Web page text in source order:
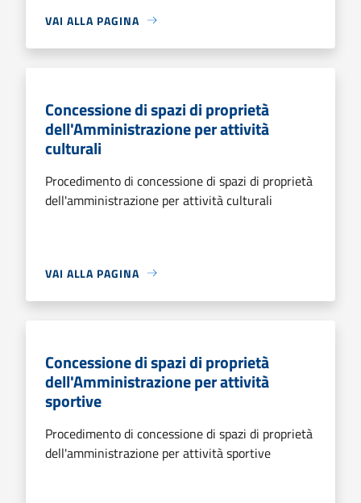
VAI ALLA PAGINA
Concessione di spazi di proprietà
dell'Amministrazione per attività
culturali
Procedimento di concessione di spazi di proprietà
dell'amministrazione per attività culturali
VAI ALLA PAGINA
Concessione di spazi di proprietà
dell'Amministrazione per attività
sportive
Procedimento di concessione di spazi di proprietà
dell'amministrazione per attività sportive